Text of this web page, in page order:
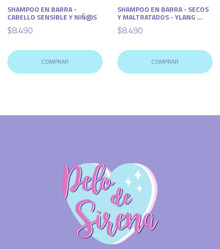
SHAMPOO EN BARRA -
CABELLO SENSIBLE Y NIÑ@S
$8.490
COMPRAR
SHAMPOO EN BARRA - SECOS
Y MALTRATADOS - YLANG ...
$8.490
COMPRAR